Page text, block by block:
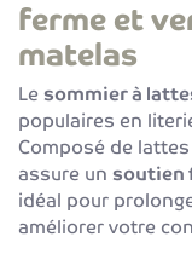
ferme et
matelas
Le sommier à
populaires en
Composé de
assure un soutien
idéal pour
améliorer votre